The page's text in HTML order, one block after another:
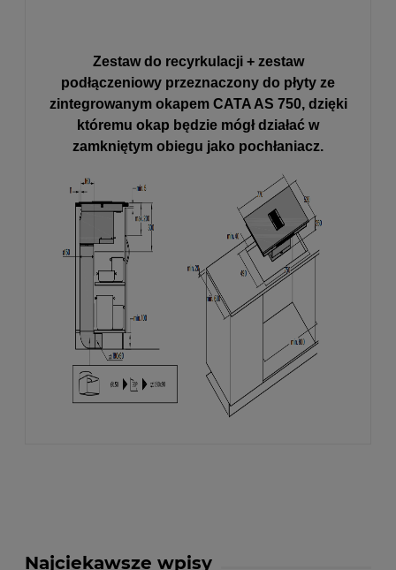
Zestaw do recyrkulacji + zestaw
podłączeniowy przeznaczony do płyty ze
zintegrowanym okapemCATA AS 750, dzięki
któremu okap będzie mógł działać w
zamkniętym obiegu jako pochłaniacz.
Najciekawsze wpisy